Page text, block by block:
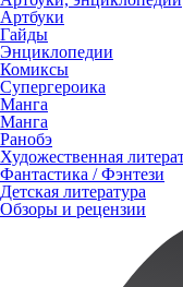
Артбуки
Гайды
Энциклопедии
Комиксы
Супергероика
Манга
Манга
Ранобэ
Художественная
Фантастика / Фэнтези
Детская литература
Обзоры и рецензии